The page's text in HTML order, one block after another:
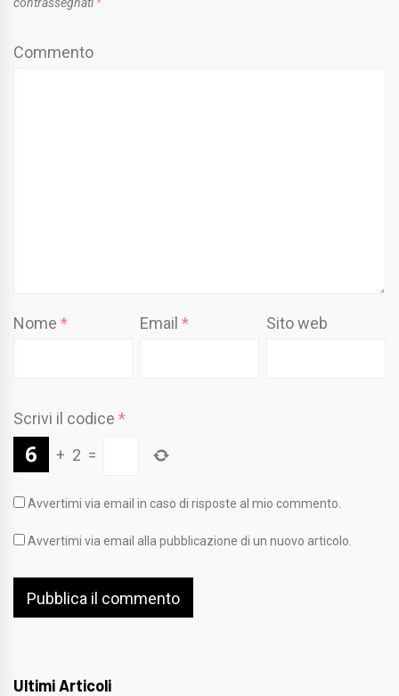
Commento
Nome * Email* Sito web
Scrivi il codice *
+ 2 =
Avvertimi via email in caso di risposte al mio commento.
Avvertimi via email alla pubblicazione di un nuovo articolo.
Ultimi Articoli